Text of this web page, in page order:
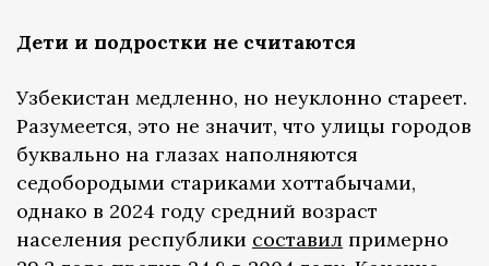
Дети и подростки не считаются
Узбекистан медленно, но неуклонно стареет.
Разумеется, это не значит, что улицы городов
буквально на глазах наполняются
седобородыми стариками хоттабычами,
однако в 2024 году средний возраст
населения республики составил примерно